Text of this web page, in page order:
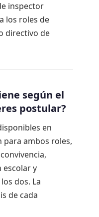
inspector
los roles de
directivo de
según el
postular?
en
para ambos roles,
y
dos. La
de cada